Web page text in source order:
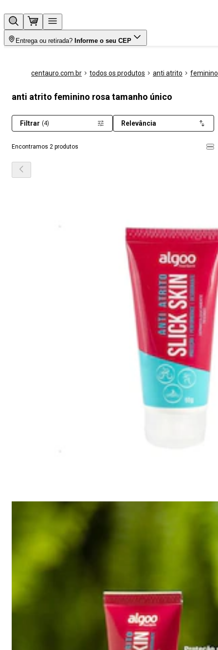
Entrega ou retirada? Informe o seu CEP
centauro.com.br todos os produtos anti atrito feminino
anti atrito feminino rosa tamanho único
Encontramos 2 produtos
Filtrar (4) Relevância